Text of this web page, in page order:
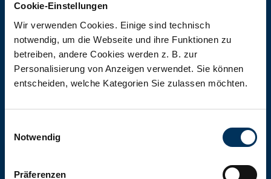
Cookie-Einstellungen
Wir verwenden Cookies. Einige sind technisch
notwendig, um die Webseite und ihre Funktionen zu
betreiben, andere Cookies werden z. B. zur
Personalisierung von Anzeigen verwendet. Sie können
entscheiden, welche Kategorien Sie zulassen möchten.
Notwendig
Präferenzen
jeglicher Art, Größe und Leistung.
Zum Shop